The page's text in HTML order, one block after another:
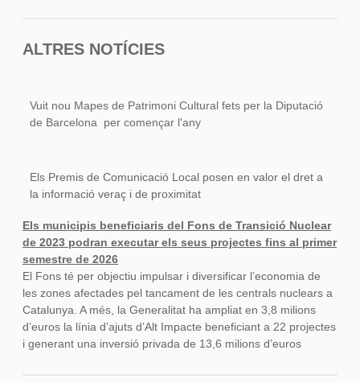
ALTRES NOTÍCIES
Vuit nou Mapes de Patrimoni Cultural fets per la Diputació
de Barcelona per començar l'any
Els Premis de Comunicació Local posen en valor el dret a
la informació veraç i de proximitat
Els municipis beneficiaris del Fons de Transició Nuclear
de 2023 podran executar els seus projectes fins al primer
semestre de 2026
El Fons té per objectiu impulsar i diversificar l’economia de
les zones afectades pel tancament de les centrals nuclears a
Catalunya. A més, la Generalitat ha ampliat en 3,8 milions
d’euros la línia d’ajuts d’Alt Impacte beneficiant a 22 projectes
i generant una inversió privada de 13,6 milions d’euros